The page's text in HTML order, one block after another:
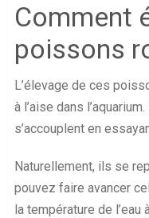
Comment
poissons
L’élevage de ces
à l’aise dans
s’accouplent en
Naturellement, ils se
pouvez faire avancer
la température de l’eau